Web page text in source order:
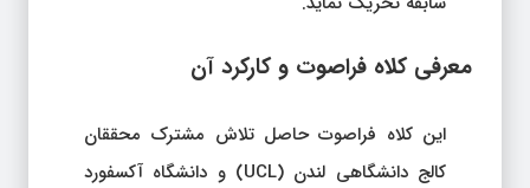
معرفی کلاه فراصوت و کارکرد آن
این کلاه فراصوت حاصل تلاش مشترک محققان
کالج دانشگاهی لندن (UCL) و دانشگاه آکسفورد